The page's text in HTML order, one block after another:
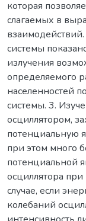
которая
слагаемых в
системы
излучения
определяемого
населенностей
системы. 3.
осциллятором,
потенциальную
при этом много
потенциальной
осциллятора
случае, если
колебаний